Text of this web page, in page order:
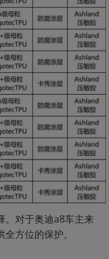
。对于奥迪a8车主来
方位的保护。